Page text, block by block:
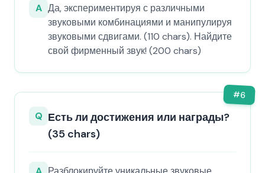
A Да, экспериментируя с различными
звуковыми комбинациями и манипулируя
звуковыми сдвигами. (110 chars). Найдите
свой фирменный звук! (200 chars)
#6
Q Есть ли достижения или награды?
(35 chars)